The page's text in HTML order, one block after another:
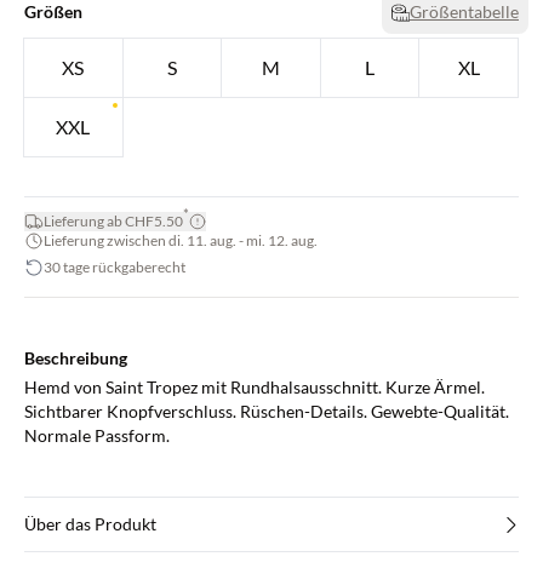
Größen Größentabelle
XS S M L XL
XXL
Lieferung ab CHF5.50*
Lieferung zwischen di. 11. aug. - mi. 12. aug.
30 tage rückgaberecht
Beschreibung
Hemd von Saint Tropez mit Rundhalsausschnitt. Kurze Ärmel.
Sichtbarer Knopfverschluss. Rüschen-Details. Gewebte-Qualität.
Normale Passform.
Über das Produkt